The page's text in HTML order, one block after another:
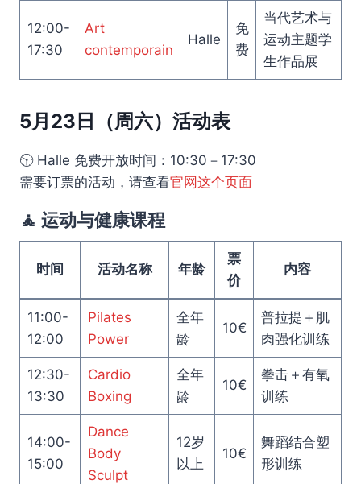
12:00-
17:30
Art
contemporain
Halle
免
费
当代艺术与
运动主题学
生作品展
5月23日（周六）活动表
🕥 Halle 免费开放时间：10:30－17:30
需要订票的活动，请查看官网这个页面
🧘 运动与健康课程
时间 活动名称 年龄
票
价
内容
11:00-
12:00
Pilates
Power
全年
龄
10€
普拉提＋肌
肉强化训练
12:30-
13:30
Cardio
Boxing
全年
龄
10€
拳击＋有氧
训练
14:00-
15:00
Dance
Body
Sculpt
12岁
以上
10€
舞蹈结合塑
形训练